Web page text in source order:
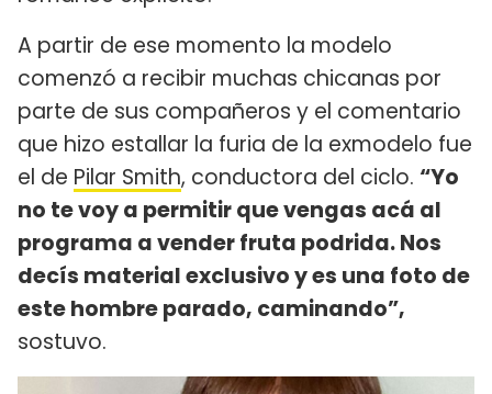
A partir de ese momento la modelo
comenzó a recibir muchas chicanas por
parte de sus compañeros y el comentario
que hizo estallar la furia de la exmodelo fue
el de Pilar Smith, conductora del ciclo. “Yo
no te voy a permitir que vengas acá al
programa a vender fruta podrida. Nos
decís material exclusivo y es una foto de
este hombre parado, caminando”,
sostuvo.